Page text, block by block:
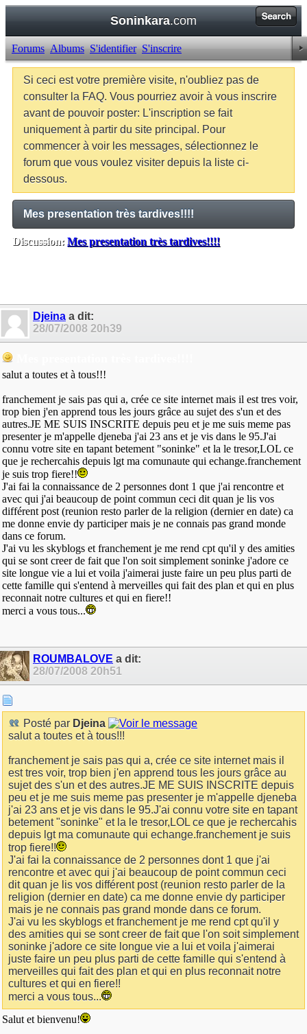
Soninkara.com
Forums Albums S'identifier S'inscrire
Si ceci est votre première visite, n'oubliez pas de
consulter la FAQ. Vous pourriez avoir à vous inscrire
avant de pouvoir poster: L'inscription se fait
uniquement à partir du site principal. Pour
commencer à voir les messages, sélectionnez le
forum que vous voulez visiter depuis la liste ci-
dessous.
Mes presentation très tardives!!!!
Discussion: Mes presentation très tardives!!!!
Djeina a dit:
28/07/2008 20h39
salut a toutes et à tous!!!
franchement je sais pas qui a, crée ce site internet mais il est tres voir,
trop bien j'en apprend tous les jours grâce au sujet des s'un et des
autres.JE ME SUIS INSCRITE depuis peu et je me suis meme pas
presenter je m'appelle djeneba j'ai 23 ans et je vis dans le 95.J'ai
connu votre site en tapant betement "soninke" et la le tresor,LOL ce
que je rechercahis depuis lgt ma comunaute qui echange.franchement
je suis trop fiere!!
J'ai fai la connaissance de 2 personnes dont 1 que j'ai rencontre et
avec qui j'ai beaucoup de point commun ceci dit quan je lis vos
différent post (reunion resto parler de la religion (dernier en date) ca
me donne envie dy participer mais je ne connais pas grand monde
dans ce forum.
J'ai vu les skyblogs et franchement je me rend cpt qu'il y des amities
qui se sont creer de fait que l'on soit simplement soninke j'adore ce
site longue vie a lui et voila j'aimerai juste faire un peu plus parti de
cette famille qui s'entend à merveilles qui fait des plan et qui en plus
reconnait notre cultures et qui en fiere!!
merci a vous tous...
ROUMBALOVE a dit:
28/07/2008 20h51
Posté par Djeina
salut a toutes et à tous!!!
franchement je sais pas qui a, crée ce site internet mais il
est tres voir, trop bien j'en apprend tous les jours grâce au
sujet des s'un et des autres.JE ME SUIS INSCRITE depuis
peu et je me suis meme pas presenter je m'appelle djeneba
j'ai 23 ans et je vis dans le 95.J'ai connu votre site en tapant
betement "soninke" et la le tresor,LOL ce que je rechercahis
depuis lgt ma comunaute qui echange.franchement je suis
trop fiere!!
J'ai fai la connaissance de 2 personnes dont 1 que j'ai
rencontre et avec qui j'ai beaucoup de point commun ceci
dit quan je lis vos différent post (reunion resto parler de la
religion (dernier en date) ca me donne envie dy participer
mais je ne connais pas grand monde dans ce forum.
J'ai vu les skyblogs et franchement je me rend cpt qu'il y
des amities qui se sont creer de fait que l'on soit simplement
soninke j'adore ce site longue vie a lui et voila j'aimerai
juste faire un peu plus parti de cette famille qui s'entend à
merveilles qui fait des plan et qui en plus reconnait notre
cultures et qui en fiere!!
merci a vous tous...
Salut et bienvenu!